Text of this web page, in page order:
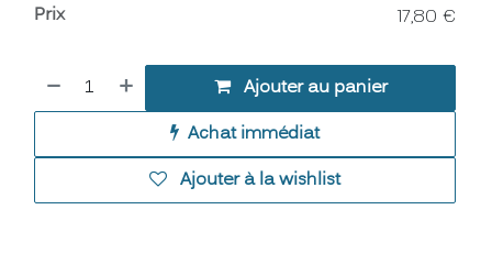
Ajouter au panier
Achat immédiat
Ajouter à la wishlist
Prix 17,80 €